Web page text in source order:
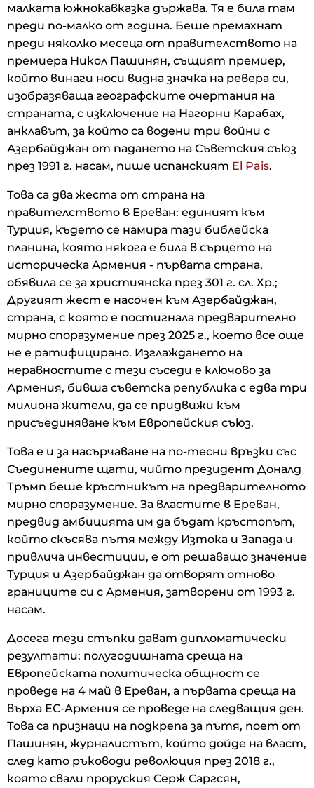
малката южнокавказка държава. Тя е била там
преди по-малко от година. Беше премахнат
преди няколко месеца от правителството на
премиера Никол Пашинян, същият премиер,
който винаги носи видна значка на ревера си,
изобразяваща географските очертания на
страната, с изключение на Нагорни Карабах,
анклавът, за който са водени три войни с
Азербайджан от падането на Съветския съюз
през 1991 г. насам, пише испанският El Pais.
Това са два жеста от страна на
правителството в Ереван: единият към
Турция, където се намира тази библейска
планина, която някога е била в сърцето на
историческа Армения - първата страна,
обявила се за християнска през 301 г. сл. Хр.;
Другият жест е насочен към Азербайджан,
страна, с която е постигнала предварително
мирно споразумение през 2025 г., което все още
не е ратифицирано. Изглаждането на
неравностите с тези съседи е ключово за
Армения, бивша съветска република с едва три
милиона жители, да се придвижи към
присъединяване към Европейския съюз.
Това е и за насърчаване на по-тесни връзки със
Съединените щати, чийто президент Доналд
Тръмп беше кръстникът на предварителното
мирно споразумение. За властите в Ереван,
предвид амбицията им да бъдат кръстопът,
който скъсява пътя между Изтока и Запада и
привлича инвестиции, е от решаващо значение
Турция и Азербайджан да отворят отново
границите си с Армения, затворени от 1993 г.
насам.
Досега тези стъпки дават дипломатически
резултати: полугодишната среща на
Европейската политическа общност се
проведе на 4 май в Ереван, а първата среща на
върха ЕС-Армения се проведе на следващия ден.
Това са признаци на подкрепа за пътя, поет от
Пашинян, журналистът, който дойде на власт,
след като ръководи революция през 2018 г.,
която свали проруския Серж Саргсян,